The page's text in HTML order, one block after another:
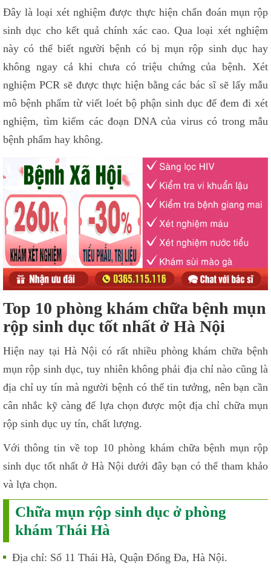
Đây là loại xét nghiệm được thực hiện chẩn đoán mụn rộp
sinh dục cho kết quả chính xác cao. Qua loại xét nghiệm
này có thể biết người bệnh có bị mụn rộp sinh dục hay
không ngay cả khi chưa có triệu chứng của bệnh. Xét
nghiệm PCR sẽ được thực hiện bằng các bác sĩ sẽ lấy mẫu
mô bệnh phẩm từ viết loét bộ phận sinh dục để đem đi xét
nghiệm, tìm kiếm các đoạn DNA của virus có trong mẫu
bệnh phẩm hay không.
Top 10 phòng khám chữa bệnh mụn
rộp sinh dục tốt nhất ở Hà Nội
Hiện nay tại Hà Nội có rất nhiều phòng khám chữa bệnh
mụn rộp sinh dục, tuy nhiên không phải địa chỉ nào cũng là
địa chỉ uy tín mà người bệnh có thể tin tưởng, nên bạn cần
cân nhắc kỹ càng để lựa chọn được một địa chỉ chữa mụn
rộp sinh dục uy tín, chất lượng.
Với thông tin về top 10 phòng khám chữa bệnh mụn rộp
sinh dục tốt nhất ở Hà Nội dưới đây bạn có thể tham khảo
và lựa chọn.
Chữa mụn rộp sinh dục ở phòng
khám Thái Hà
Địa chỉ: Số 11 Thái Hà, Quận Đống Đa, Hà Nội.